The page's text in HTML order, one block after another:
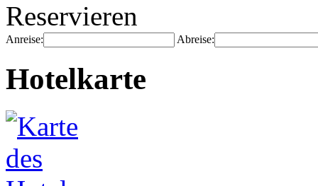
Reservieren
Anreise: Abreise:
Hotelkarte